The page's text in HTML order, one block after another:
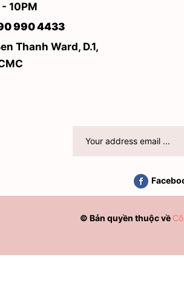
10PM
990 4433
Thanh Ward, D.1,
© Bản quyền thuộc về